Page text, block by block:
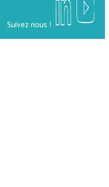
Suivez nous !